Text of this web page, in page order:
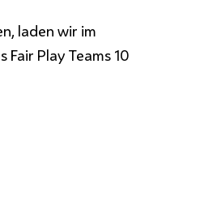
laden wir im
Play Teams 10